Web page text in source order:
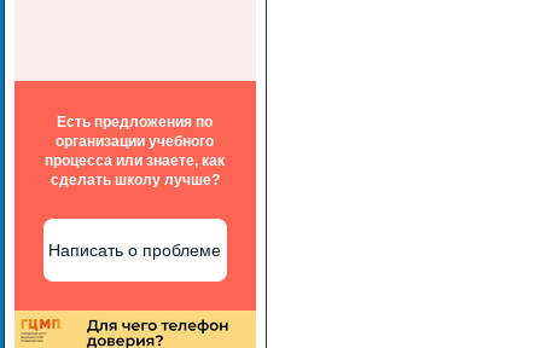
Есть предложения по
организации учебного
процесса или знаете, как
сделать школу лучше?
Написать о проблеме